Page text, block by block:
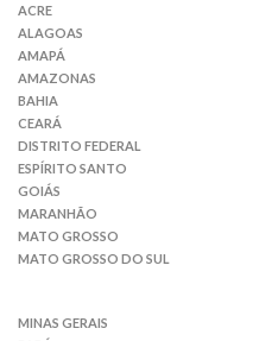
ACRE
ALAGOAS
AMAPÁ
AMAZONAS
BAHIA
CEARÁ
DISTRITO FEDERAL
ESPÍRITO SANTO
GOIÁS
MARANHÃO
MATO GROSSO
MATO GROSSO DO SUL
MINAS GERAIS